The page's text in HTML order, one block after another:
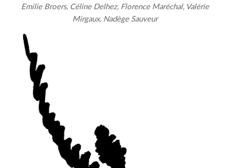
Emilie Broers, Céline Delhez, Florence Maréchal, Valérie
Mirgaux, Nadège Sauveur